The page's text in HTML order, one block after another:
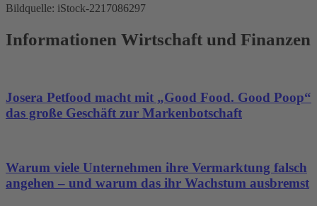
Bildquelle: iStock-2217086297
Informationen Wirtschaft und Finanzen
Josera Petfood macht mit „Good Food. Good Poop“
das große Geschäft zur Markenbotschaft
Warum viele Unternehmen ihre Vermarktung falsch
angehen – und warum das ihr Wachstum ausbremst